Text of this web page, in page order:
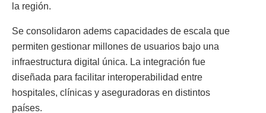
la región.
Se consolidaron adems capacidades de escala que
permiten gestionar millones de usuarios bajo una
infraestructura digital única. La integración fue
diseñada para facilitar interoperabilidad entre
hospitales, clínicas y aseguradoras en distintos
países.